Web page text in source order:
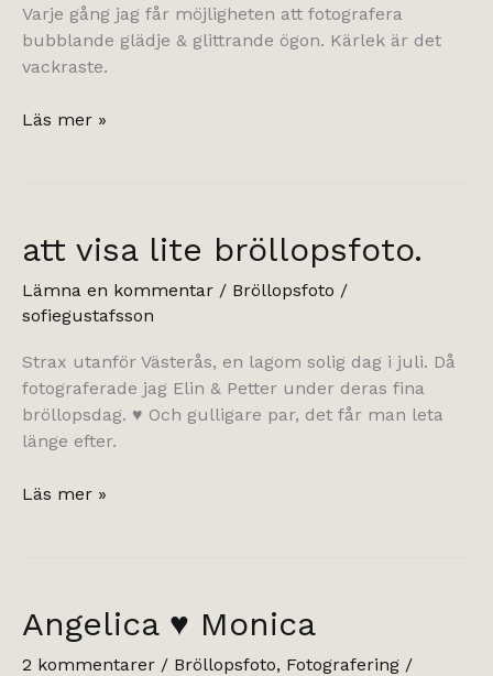
Varje gång jag får möjligheten att fotografera
bubblande glädje & glittrande ögon. Kärlek är det
vackraste.
wrap
Läs mer »
att visa lite bröllopsfoto.
Lämna en kommentar / Bröllopsfoto /
sofiegustafsson
Strax utanför Västerås, en lagom solig dag i juli. Då
fotograferade jag Elin & Petter under deras fina
bröllopsdag. ♥ Och gulligare par, det får man leta
länge efter.
att
Läs mer »
Angelica ♥ Monica
2 kommentarer / Bröllopsfoto, Fotografering /